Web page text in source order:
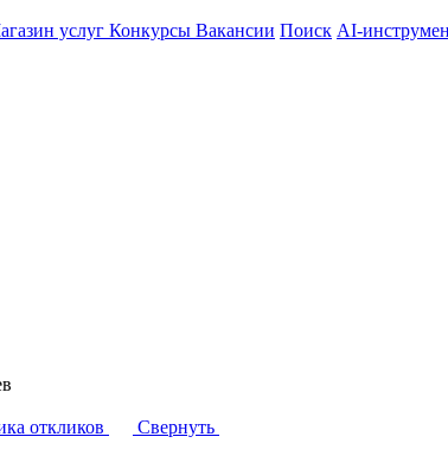
услуг Конкурсы Вакансии Поиск AI-
откликов Свернуть